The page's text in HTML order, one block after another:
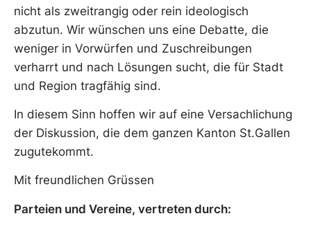
nicht als zweitrangig oder rein ideologisch
abzutun. Wir wünschen uns eine Debatte, die
weniger in Vorwürfen und Zuschreibungen
verharrt und nach Lösungen sucht, die für Stadt
und Region tragfähig sind.
In diesem Sinn hoffen wir auf eine Versachlichung
der Diskussion, die dem ganzen Kanton St.Gallen
zugutekommt.
Mit freundlichen Grüssen
Parteien und Vereine, vertreten durch: